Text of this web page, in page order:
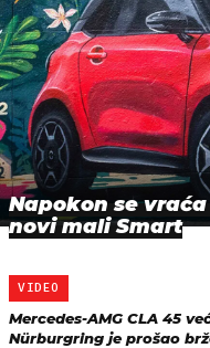
Napokon se
novi mali Smart
VIDEO
Mercedes-AMG CLA 45
Nürburgring je prošao